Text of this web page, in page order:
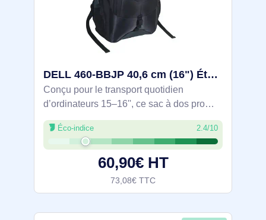
DELL 460-BBJP 40,6 cm (16") Étui sac à dos Noir - TEB01
Conçu pour le transport quotidien
d’ordinateurs 15–16'', ce sac à dos pro
offre un compartiment portable matelassé,
un large espace zippé et des poches
internes en filet à fermeture éclair pour
Éco-indice 2.4/10
60,90€ HT
73,08€ TTC